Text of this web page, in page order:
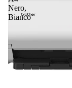
Nero,
Bianco